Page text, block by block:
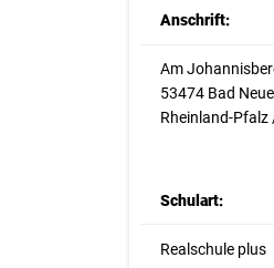
Anschrift:
Am
53474 Bad
Rheinland-Pfalz
Schulart:
Realschule plus